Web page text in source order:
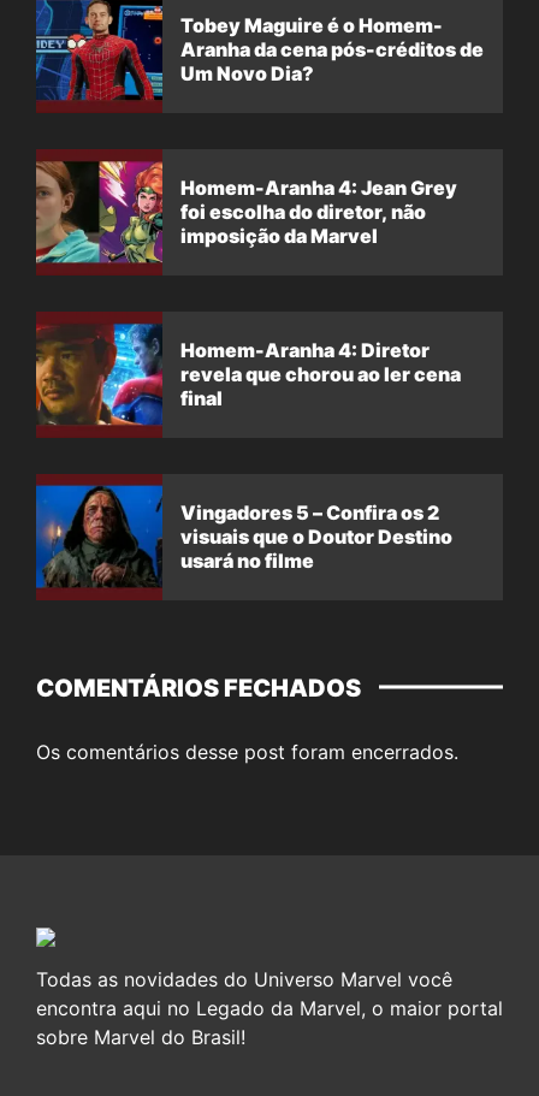
Tobey Maguire é o Homem-
Aranha da cena pós-créditos de
Um Novo Dia?
Homem-Aranha 4: Jean Grey
foi escolha do diretor, não
imposição da Marvel
Homem-Aranha 4: Diretor
revela que chorou ao ler cena
final
Vingadores 5 – Confira os 2
visuais que o Doutor Destino
usará no filme
COMENTÁRIOS FECHADOS
Os comentários desse post foram encerrados.
Todas as novidades do Universo Marvel você
encontra aqui no Legado da Marvel, o maior portal
sobre Marvel do Brasil!